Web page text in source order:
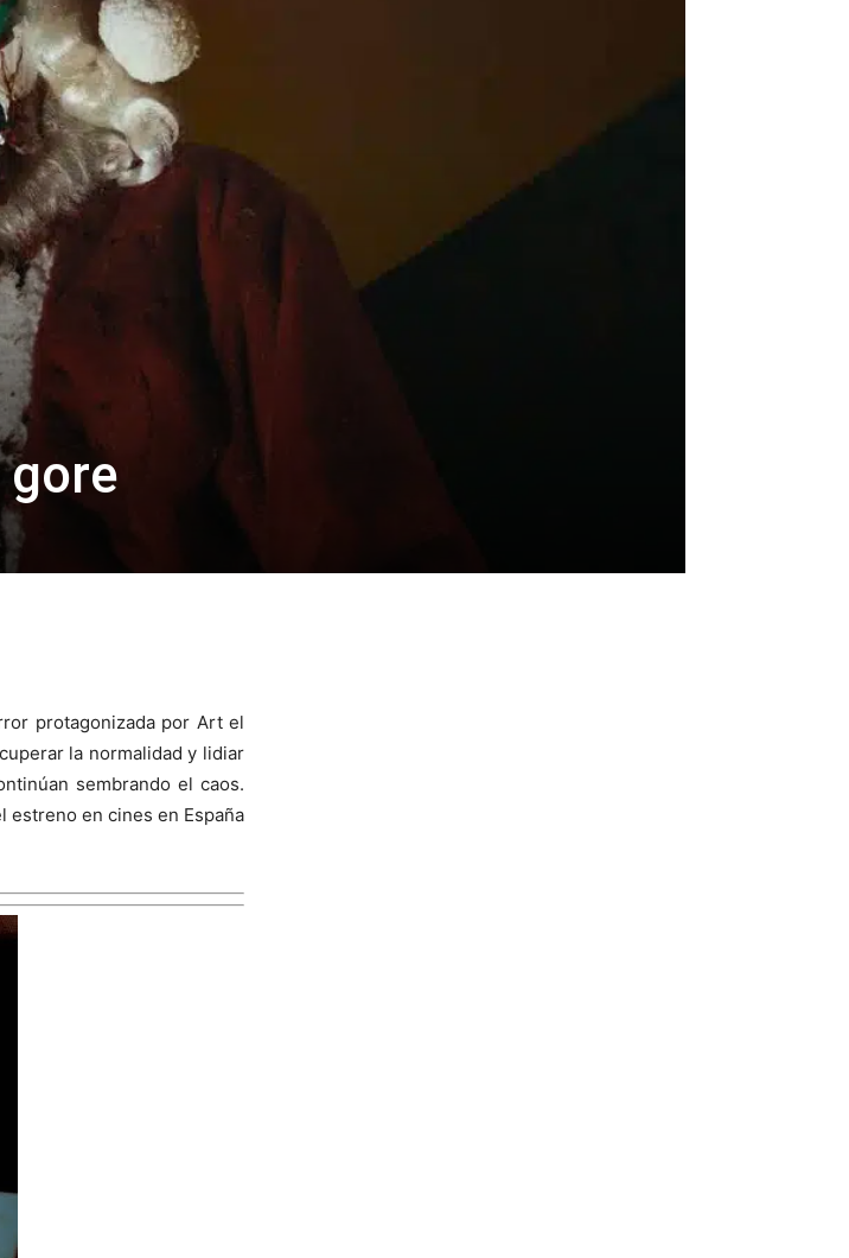
protagonizada por Art el
la normalidad y lidiar
sembrando el caos.
estreno en cines en España